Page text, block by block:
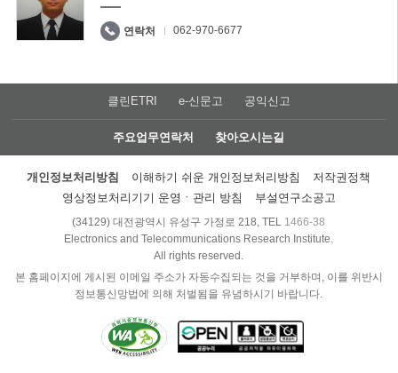
연락처 062-970-6677
클린ETRI e-신문고 공익신고
주요업무연락처 찾아오시는길
개인정보처리방침 이해하기 쉬운 개인정보처리방침
저작권정책
영상정보처리기기 운영ㆍ관리 방침
부설연구소공고
(34129) 대전광역시 유성구 가정로 218, TEL 1466-38
Electronics and Telecommunications Research Institute.
All rights reserved.
본 홈페이지에 게시된 이메일 주소가 자동수집되는 것을 거부하며, 이를 위반시
정보통신망법에 의해 처벌됨을 유념하시기 바랍니다.